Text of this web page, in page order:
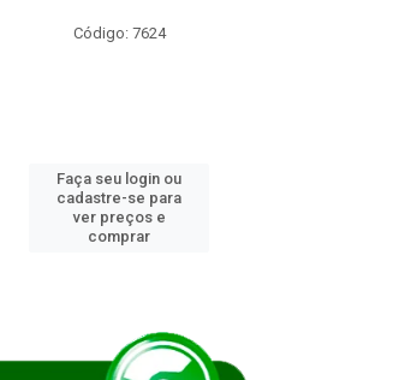
Código: 7624
Faça seu login ou
cadastre-se para
ver preços e
comprar